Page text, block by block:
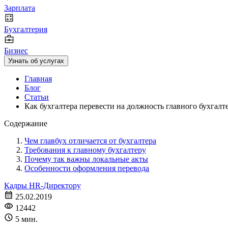
Зарплата
Бухгалтерия
Бизнес
Узнать об услугах
Главная
Блог
Статьи
Как бухгалтера перевести на должность главного
Содержание
Чем главбух отличается от бухгалтера
Требования к главному бухгалтеру
Почему так важны локальные акты
Особенности оформления перевода
Кадры HR-Директору
25.02.2019
12442
5 мин.